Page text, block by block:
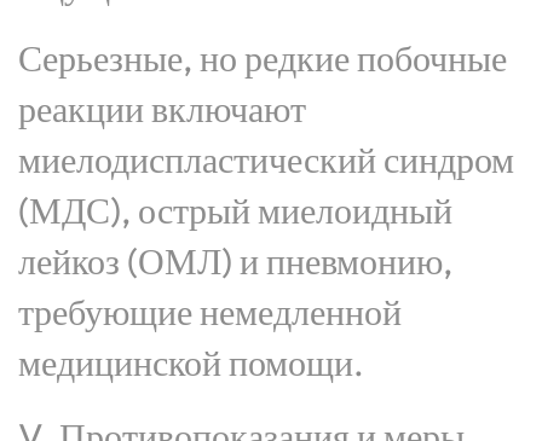
Серьезные, но редкие побочные
реакции включают
миелодиспластический синдром
(МДС), острый миелоидный
лейкоз (ОМЛ) и пневмонию,
требующие немедленной
медицинской помощи.